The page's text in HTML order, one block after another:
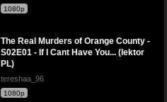
1080p
The Real Murders of Orange County -
S02E01 - If I Cant Have You... (lektor
PL)
tereshaa_96
1080p